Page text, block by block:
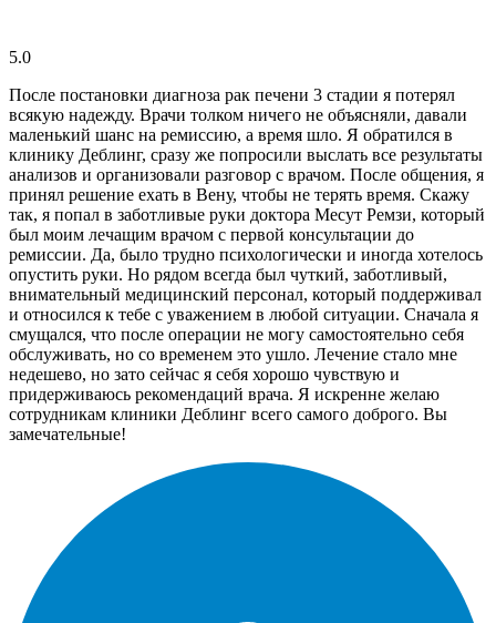
5.0
После постановки диагноза рак печени 3 стадии я потерял
всякую надежду. Врачи толком ничего не объясняли, давали
маленький шанс на ремиссию, а время шло. Я обратился в
клинику Деблинг, сразу же попросили выслать все результаты
анализов и организовали разговор с врачом. После общения, я
принял решение ехать в Вену, чтобы не терять время. Скажу
так, я попал в заботливые руки доктора Месут Ремзи, который
был моим лечащим врачом с первой консультации до
ремиссии. Да, было трудно психологически и иногда хотелось
опустить руки. Но рядом всегда был чуткий, заботливый,
внимательный медицинский персонал, который поддерживал
и относился к тебе с уважением в любой ситуации. Сначала я
смущался, что после операции не могу самостоятельно себя
обслуживать, но со временем это ушло. Лечение стало мне
недешево, но зато сейчас я себя хорошо чувствую и
придерживаюсь рекомендаций врача. Я искренне желаю
сотрудникам клиники Деблинг всего самого доброго. Вы
замечательные!